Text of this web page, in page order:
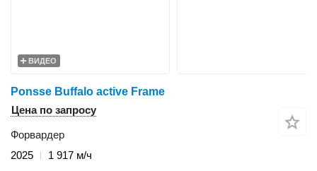
ВИДЕО
Ponsse Buffalo active Frame
Цена по запросу
Форвардер
2025
1 917 м/ч